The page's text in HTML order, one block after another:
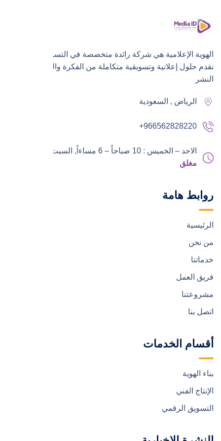
الهوية الإعلامية هي شركة رائدة متخصصة في التسويق الرقمي،
نقدم حلول إعلانية وتسويقية متكاملة من الفكرة والتنفيذ إلى
النشر
الرياض , السعودية
+966562828220
الاحد – الخميس : 10 صباحاً – 6 مساءاً,
السبت – الجمعة :
مغلق
روابط هامة
الرئيسية
من نحن
خدماتنا
فريق العمل
مشروعتنا
اتصل بنا
أقسام الخدمات
بناء الهوية
الإنتاج الفني
التسويق الرقمي